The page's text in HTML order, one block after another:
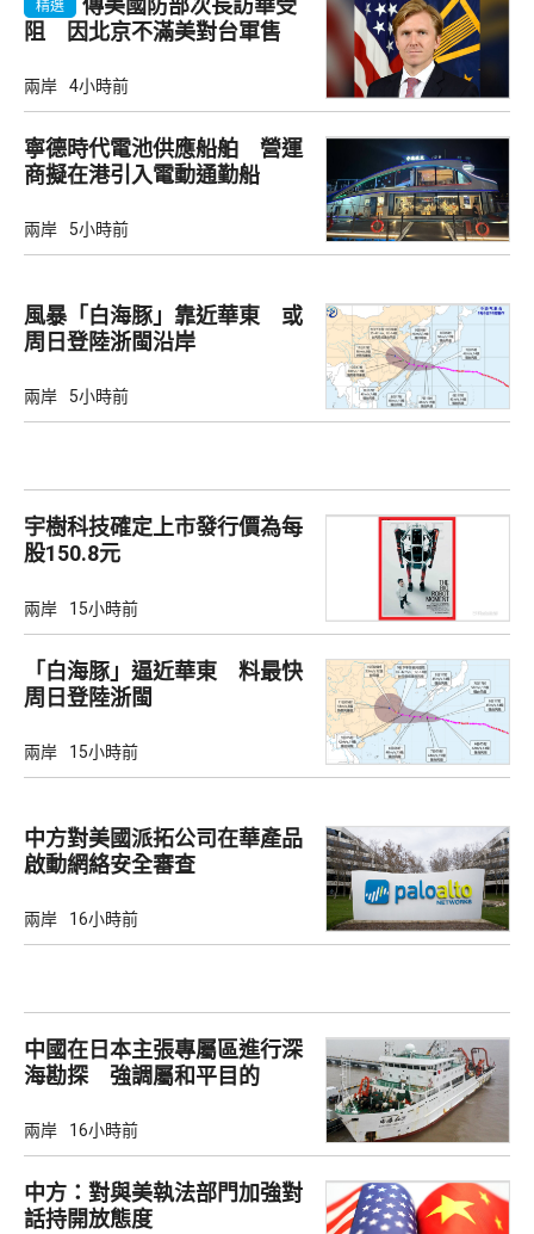
精選
傳美國防部次長訪華受
阻 因北京不滿美對台軍售
兩岸 4小時前
寧德時代電池供應船舶 營運
商擬在港引入電動通勤船
兩岸 5小時前
風暴「白海豚」靠近華東 或
周日登陸浙閩沿岸
兩岸 5小時前
宇樹科技確定上市發行價為每
股150.8元
兩岸 15小時前
「白海豚」逼近華東 料最快
周日登陸浙閩
兩岸 15小時前
中方對美國派拓公司在華產品
啟動網絡安全審查
兩岸 16小時前
中國在日本主張專屬區進行深
海勘探 強調屬和平目的
兩岸 16小時前
中方：對與美執法部門加強對
話持開放態度